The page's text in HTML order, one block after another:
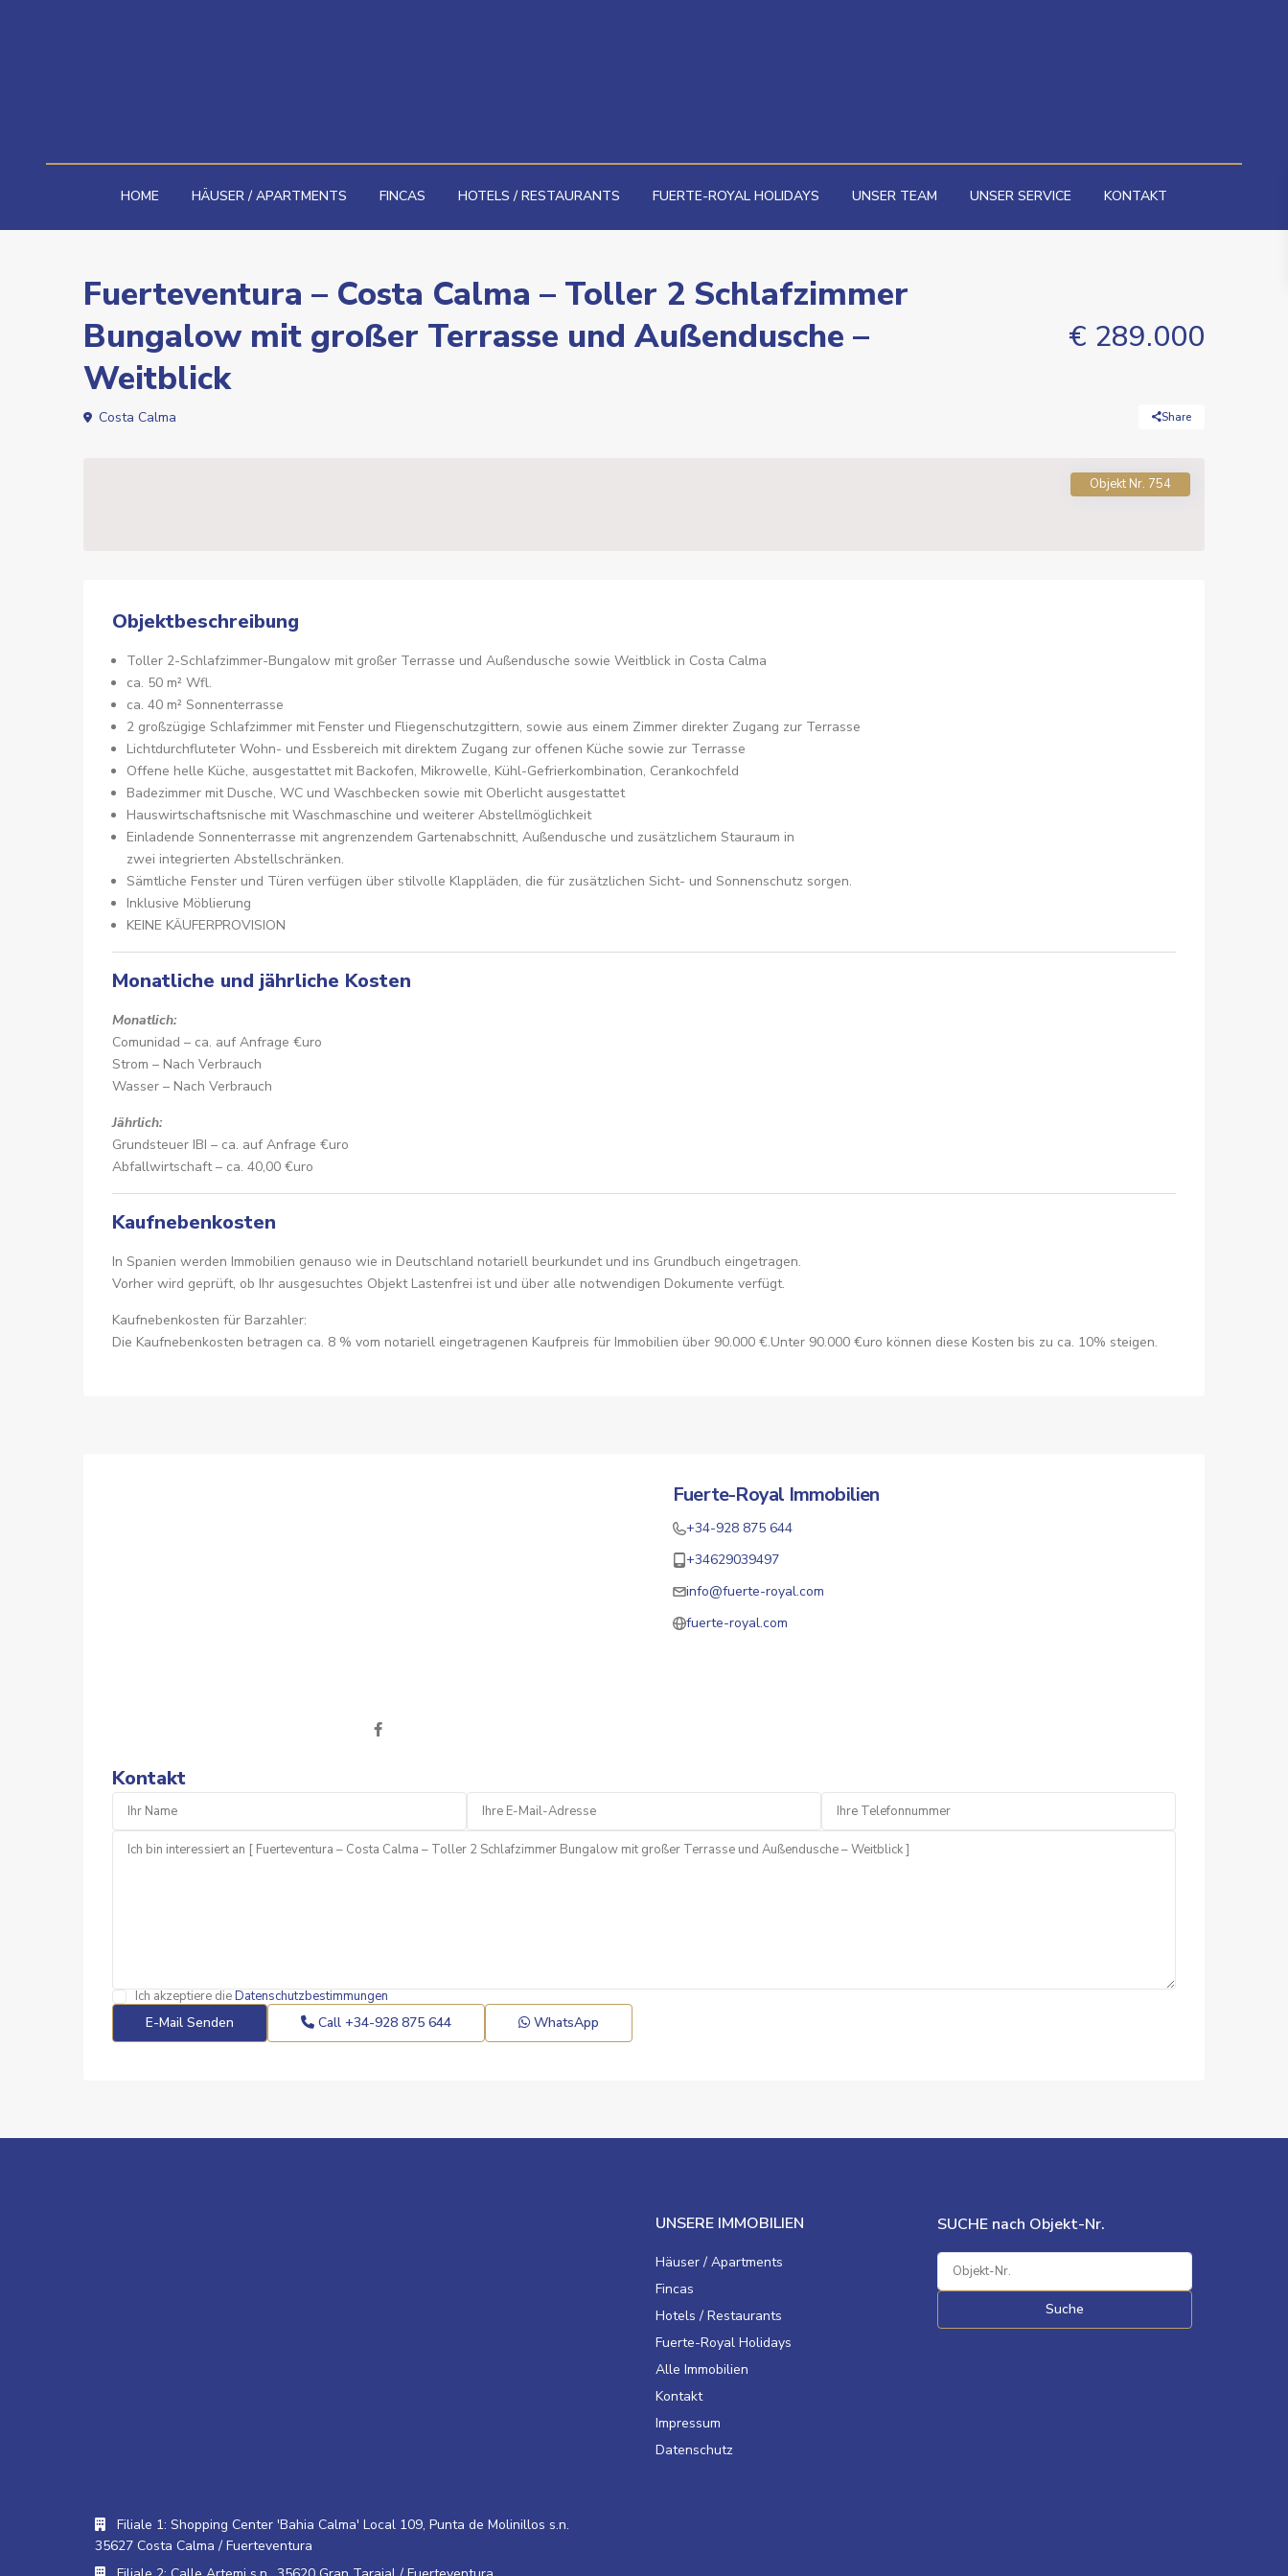
HOME HÄUSER / APARTMENTS FINCAS HOTELS / RESTAURANTS FUERTE-ROYAL HOLIDAYS UNSER TEAM UNSER SERVICE KONTAKT
Fuerteventura – Costa Calma – Toller 2 Schlafzimmer
Bungalow mit großer Terrasse und Außendusche –
Weitblick
€ 289.000
Costa Calma Share
Objekt Nr. 754
Objektbeschreibung
Toller 2-Schlafzimmer-Bungalow mit großer Terrasse und Außendusche sowie Weitblick in Costa Calma
ca. 50 m² Wfl.
ca. 40 m² Sonnenterrasse
2 großzügige Schlafzimmer mit Fenster und Fliegenschutzgittern, sowie aus einem Zimmer direkter Zugang zur Terrasse
Lichtdurchfluteter Wohn- und Essbereich mit direktem Zugang zur offenen Küche sowie zur Terrasse
Offene helle Küche, ausgestattet mit Backofen, Mikrowelle, Kühl-Gefrierkombination, Cerankochfeld
Badezimmer mit Dusche, WC und Waschbecken sowie mit Oberlicht ausgestattet
Hauswirtschaftsnische mit Waschmaschine und weiterer Abstellmöglichkeit
Einladende Sonnenterrasse mit angrenzendem Gartenabschnitt, Außendusche und zusätzlichem Stauraum in
zwei integrierten Abstellschränken.
Sämtliche Fenster und Türen verfügen über stilvolle Klappläden, die für zusätzlichen Sicht- und Sonnenschutz sorgen.
Inklusive Möblierung
KEINE KÄUFERPROVISION
Monatliche und jährliche Kosten
Monatlich:
Comunidad – ca. auf Anfrage €uro
Strom – Nach Verbrauch
Wasser – Nach Verbrauch
Jährlich:
Grundsteuer IBI – ca. auf Anfrage €uro
Abfallwirtschaft – ca. 40,00 €uro
Kaufnebenkosten
In Spanien werden Immobilien genauso wie in Deutschland notariell beurkundet und ins Grundbuch eingetragen.
Vorher wird geprüft, ob Ihr ausgesuchtes Objekt Lastenfrei ist und über alle notwendigen Dokumente verfügt.
Kaufnebenkosten für Barzahler:
Die Kaufnebenkosten betragen ca. 8 % vom notariell eingetragenen Kaufpreis für Immobilien über 90.000 €.Unter 90.000 €uro können diese Kosten bis zu ca. 10% steigen.
Fuerte-Royal Immobilien
+34-928 875 644
+34629039497
info@fuerte-royal.com
fuerte-royal.com
Kontakt
Ich akzeptiere dieDatenschutzbestimmungen
Call +34-928 875 644 WhatsApp
Filiale 1: Shopping Center 'Bahia Calma' Local 109, Punta de Molinillos s.n.
35627 Costa Calma / Fuerteventura
UNSERE IMMOBILIEN
Häuser / Apartments
Fincas
Hotels / Restaurants
Fuerte-Royal Holidays
Alle Immobilien
Kontakt
Impressum
Datenschutz
SUCHE nach Objekt-Nr.
Suche